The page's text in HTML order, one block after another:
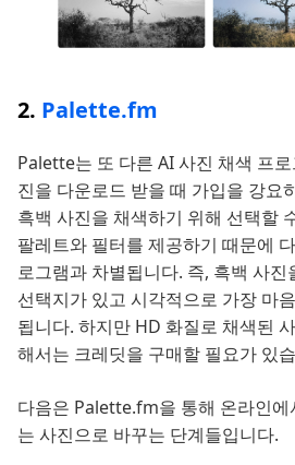
2. Palette.fm
Palette는 또 다른 AI 사진 채색 프
진을 다운로드 받을 때 가입을 강요
흑백 사진을 채색하기 위해 선택할
팔레트와 필터를 제공하기 때문에
로그램과 차별됩니다. 즉, 흑백 사
선택지가 있고 시각적으로 가장 마
됩니다. 하지만 HD 화질로 채색된
해서는 크레딧을 구매할 필요가 있
다음은 Palette.fm을 통해 온라인에
는 사진으로 바꾸는 단계들입니다.